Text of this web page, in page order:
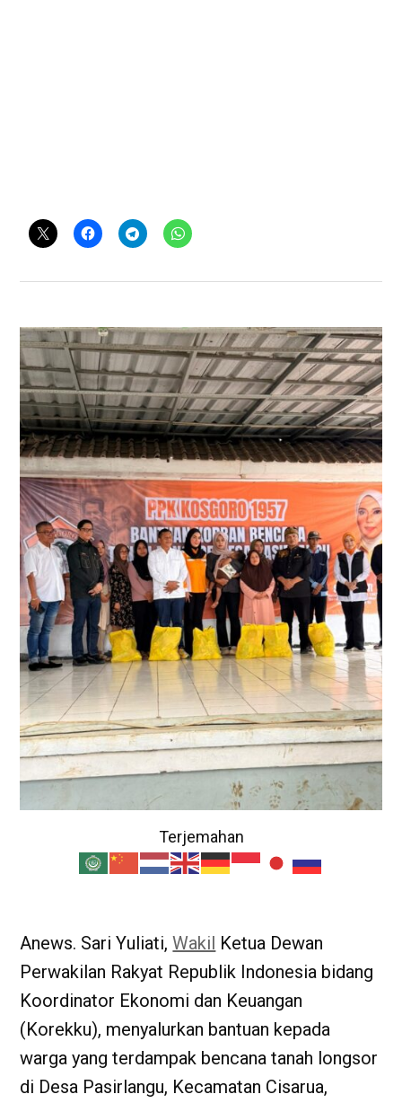
Terjemahan
Anews. Sari Yuliati,Wakil Ketua Dewan
Perwakilan Rakyat Republik Indonesia bidang
Koordinator Ekonomi dan Keuangan
(Korekku), menyalurkan bantuan kepada
warga yang terdampak bencana tanah longsor
di Desa Pasirlangu, Kecamatan Cisarua,